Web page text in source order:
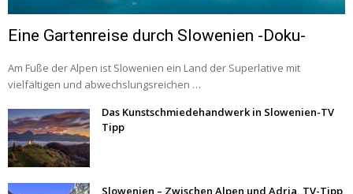
Eine Gartenreise durch Slowenien -Doku-
Am Fuße der Alpen ist Slowenien ein Land der Superlative mit
vielfältigen und abwechslungsreichen …
Das Kunstschmiedehandwerk in Slowenien-TV
Tipp